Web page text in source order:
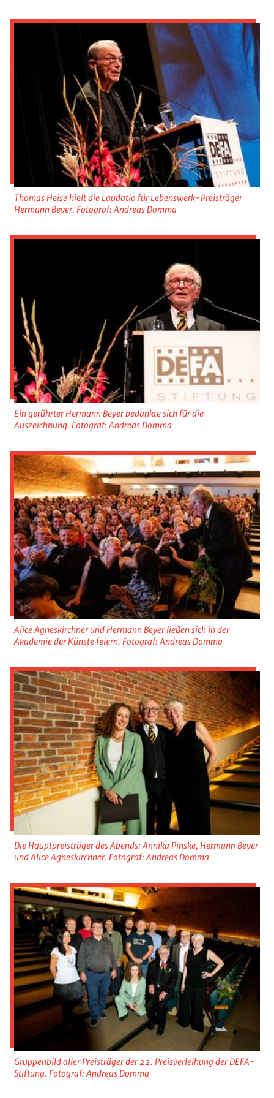
Thomas Heise hielt die Laudatio für Lebenswerk-Preisträger
Hermann Beyer. Fotograf: Andreas Domma
Ein gerührter Hermann Beyer bedankte sich für die
Auszeichnung. Fotograf: Andreas Domma
Alice Agneskirchner und Hermann Beyer ließen sich in der
Akademie der Künste feiern. Fotograf: Andreas Domma
Die Hauptpreisträger des Abends: Annika Pinske, Hermann Beyer
und Alice Agneskirchner. Fotograf: Andreas Domma
Gruppenbild aller Preisträger der 22. Preisverleihung der DEFA-
Stiftung. Fotograf: Andreas Domma